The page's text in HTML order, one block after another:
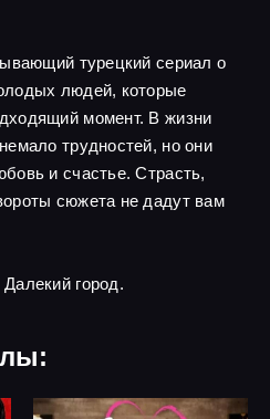
турецкий сериал о
людей, которые
момент. В жизни
трудностей, но они
и счастье. Страсть,
сюжета не дадут вам
город.